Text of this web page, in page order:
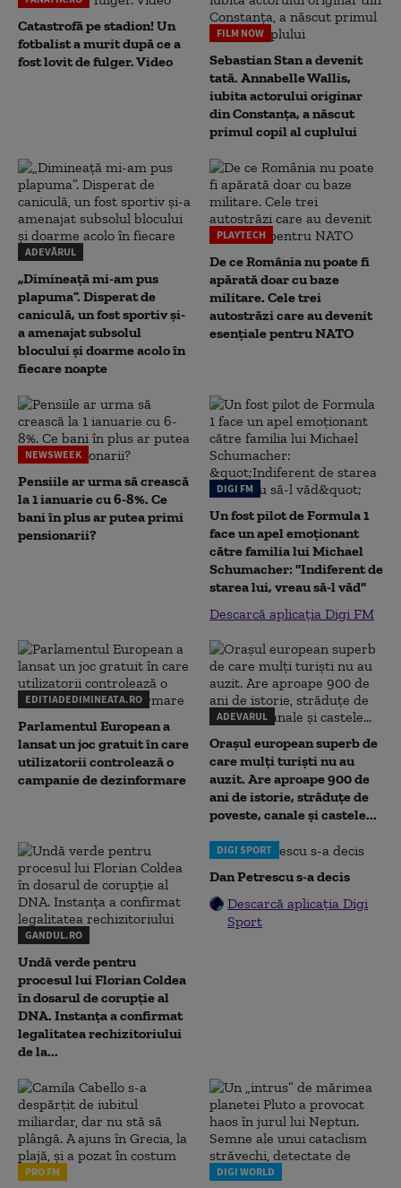
Catastrofă pe stadion! Un
fotbalist a murit după ce a
fost lovit de fulger. Video
FILM NOW
Sebastian Stan a devenit
tată. Annabelle Wallis,
iubita actorului originar
din Constanța, a născut
primul copil al cuplului
ADEVĂRUL
„Dimineață mi-am pus
plapuma”. Disperat de
caniculă, un fost sportiv și-
a amenajat subsolul
blocului și doarme acolo în
fiecare noapte
PLAYTECH
De ce România nu poate fi
apărată doar cu baze
militare. Cele trei
autostrăzi care au devenit
esențiale pentru NATO
NEWSWEEK
Pensiile ar urma să crească
la 1 ianuarie cu 6-8%. Ce
bani în plus ar putea primi
pensionarii?
DIGI FM
Un fost pilot de Formula 1
face un apel emoționant
către familia lui Michael
Schumacher: "Indiferent de
starea lui, vreau să-l văd"
Descarcă aplicația Digi FM
EDITIADEDIMINEATA.RO
Parlamentul European a
lansat un joc gratuit în care
utilizatorii controlează o
campanie de dezinformare
ADEVARUL
Orașul european superb de
care mulți turiști nu au
auzit. Are aproape 900 de
ani de istorie, străduțe de
poveste, canale și castele...
GANDUL.RO
Undă verde pentru
procesul lui Florian Coldea
în dosarul de corupție al
DNA. Instanța a confirmat
legalitatea rechizitoriului
de la...
DIGI SPORT
Dan Petrescu s-a decis
Descarcă aplicația Digi
Sport
PRO FM DIGI WORLD